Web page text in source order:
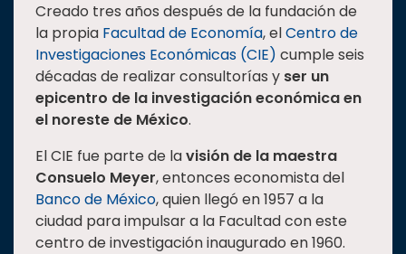
Oferta
educativa
Estudiantes
Rectoría
Internacionalización
Responsabilidad
social
Creado tres años después de la fundación de
la propia Facultad de Economía, elCentro de
Investigaciones Económicas (CIE) cumple seis
décadas de realizar consultorías y ser un
epicentro de la investigación económica en
el noreste de México.
El CIE fue parte de lavisión de la maestra
Consuelo Meyer, entonces economista del
Banco de México, quien llegó en 1957 a la
ciudad para impulsar a la Facultad con este
centro de investigación inaugurado en 1960.